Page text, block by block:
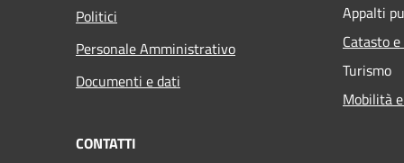
Politici
Personale Amministrativo
Documenti e dati
Appalti
Catasto
Turismo
Mobilità
CONTATTI